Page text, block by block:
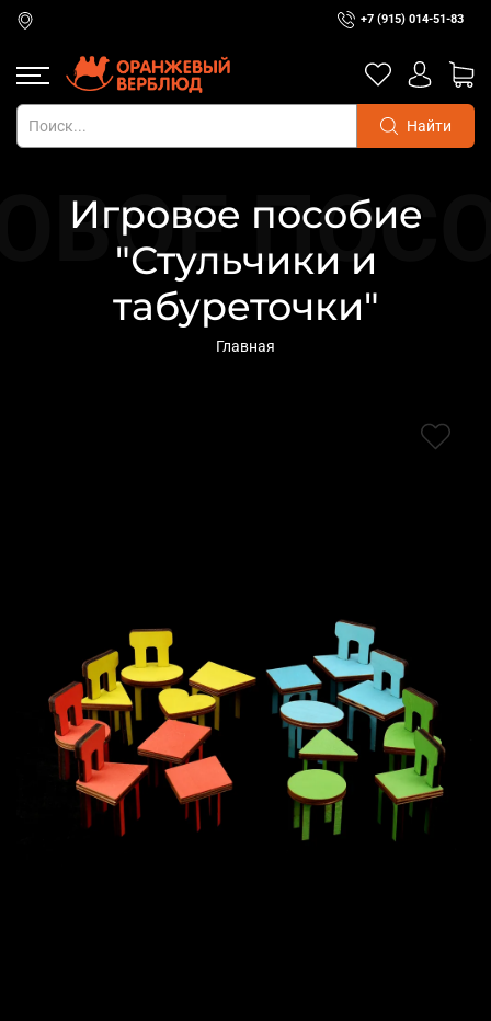
+7 (915) 014-51-83
Найти
Игровое пособие
"Стульчики и
табуреточки"
Главная